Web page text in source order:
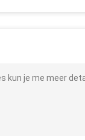
kun je me meer